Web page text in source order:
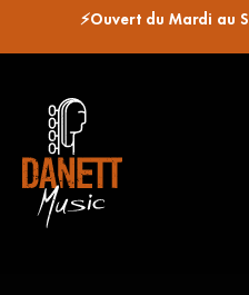
⚡Ouvert du Mardi au